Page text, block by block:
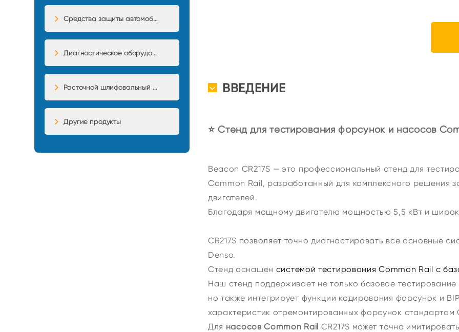
Средства защиты автомобиля
Диагностическое оборудование
Расточной шлифовальный станок
Другие продукты
ВВЕДЕНИЕ
⭐ Стенд для тестирования форсунок и насосов
Beacon CR217S — это профессиональный стенд для
Common Rail, разработанный для комплексного решения
двигателей.
Благодаря мощному двигателю мощностью 5,5 кВт и
CR217S позволяет точно диагностировать все основные
Denso.
Стенд оснащен системой тестирования Common Rail с
Наш стенд поддерживает не только базовое тестирование
но также интегрирует функции кодирования форсунок и
характеристик отремонтированных форсунок стандартам
Для насосов Common Rail CR217S может точно